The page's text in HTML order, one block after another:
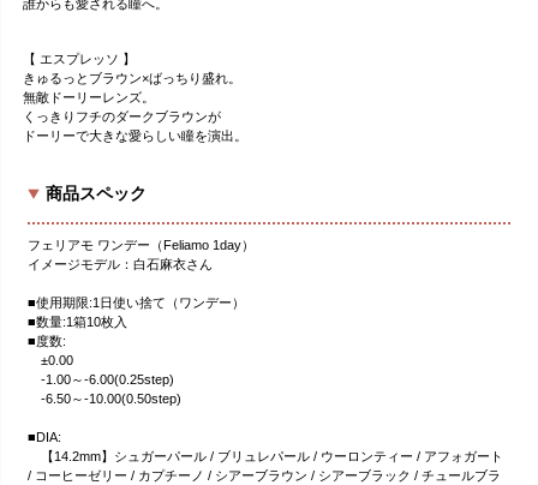
誰からも愛される瞳へ。
【 エスプレッソ 】
きゅるっとブラウン×ばっちり盛れ。
無敵ドーリーレンズ。
くっきりフチのダークブラウンが
ドーリーで大きな愛らしい瞳を演出。
商品スペック
フェリアモ ワンデー（Feliamo 1day）
イメージモデル：白石麻衣さん
■使用期限:1日使い捨て（ワンデー）
■数量:1箱10枚入
■度数:
±0.00
-1.00～-6.00(0.25step)
-6.50～-10.00(0.50step)
■DIA:
【14.2mm】シュガーパール / ブリュレパール / ウーロンティー / アフォガート
/ コーヒーゼリー / カプチーノ / シアーブラウン / シアーブラック / チュールブラ